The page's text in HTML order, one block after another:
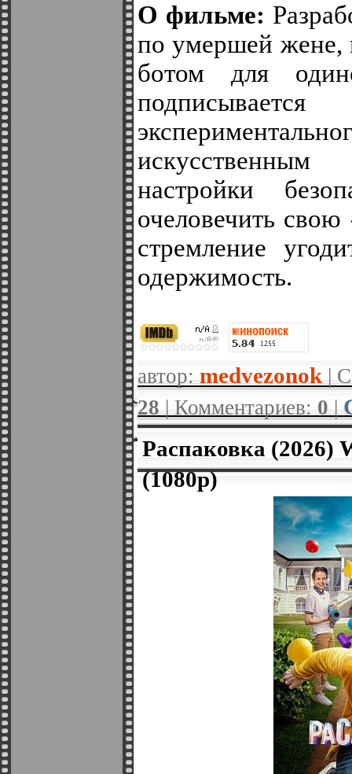
О фильме:
по умершей жене,
ботом для
подписывается
настройки
очеловечить
стремление
одержимость.
автор: medvezonok |
28| Комментариев:0|
Распаковка (2026)
(1080p)